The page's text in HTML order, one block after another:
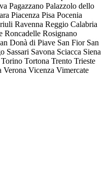
Pagazzano Palazzolo dello
Piacenza Pisa Pocenia
Ravenna Reggio Calabria
Roncadelle Rosignano
Donà di Piave San Fior San
Sassari Savona Sciacca Siena
Torino Tortona Trento Trieste
Verona Vicenza Vimercate